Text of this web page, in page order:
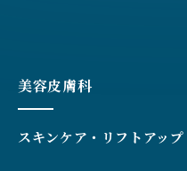
美容皮膚科
スキンケア・リフトアップ